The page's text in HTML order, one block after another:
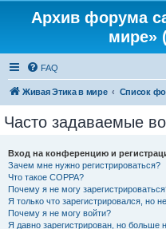
Архив форума
мире»
FAQ
Живая Этика в мире Список
Часто задаваемые
Вход на конференцию и
Зачем мне нужно регистрироваться?
Что такое COPPA?
Почему я не могу
Я только что зарегистрировался, но
Почему я не могу войти?
Я давно зарегистрирован, но больше